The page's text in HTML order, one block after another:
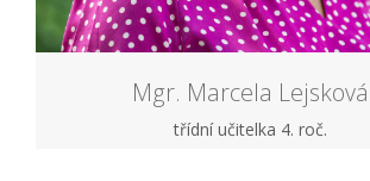
Mgr. Marcela Lejsková
třídní učitelka 4. roč.